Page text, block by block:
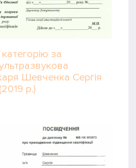
за
Шевченка Сергія
р.)